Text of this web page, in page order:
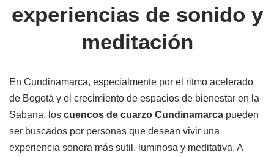
experiencias de sonido y
meditación
En Cundinamarca, especialmente por el ritmo acelerado
de Bogotá y el crecimiento de espacios de bienestar en la
Sabana, los cuencos de cuarzo Cundinamarca pueden
ser buscados por personas que desean vivir una
experiencia sonora más sutil, luminosa y meditativa. A